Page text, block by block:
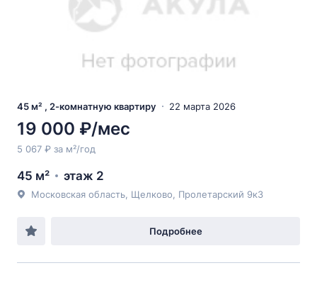
45 м² , 2-комнатную квартиру 22 марта 2026
19 000 ₽/мес
5 067 ₽ за м²/год
45 м² этаж 2
Московская область, Щелково, Пролетарский 9к3
Подробнее